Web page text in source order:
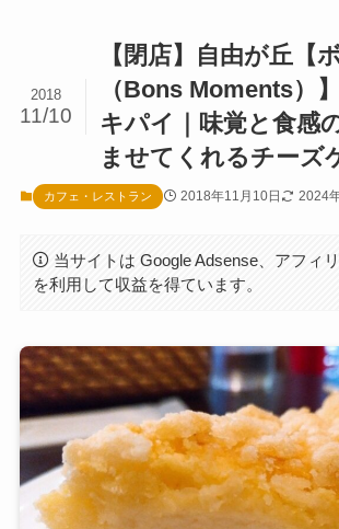
【閉店】自由が丘【
（Bons Moments）
キパイ｜味覚と食感
ませてくれるチーズ
2018
11/10
カフェ・レストラン 2018年11月10日 2024
当サイトは Google Adsense、アフィ
を利用して収益を得ています。